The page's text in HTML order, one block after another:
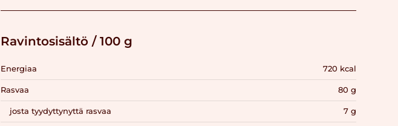
Ravintosisältö / 100 g
Energiaa 720 kcal
Rasvaa 80 g
josta tyydyttynyttä rasvaa 7 g